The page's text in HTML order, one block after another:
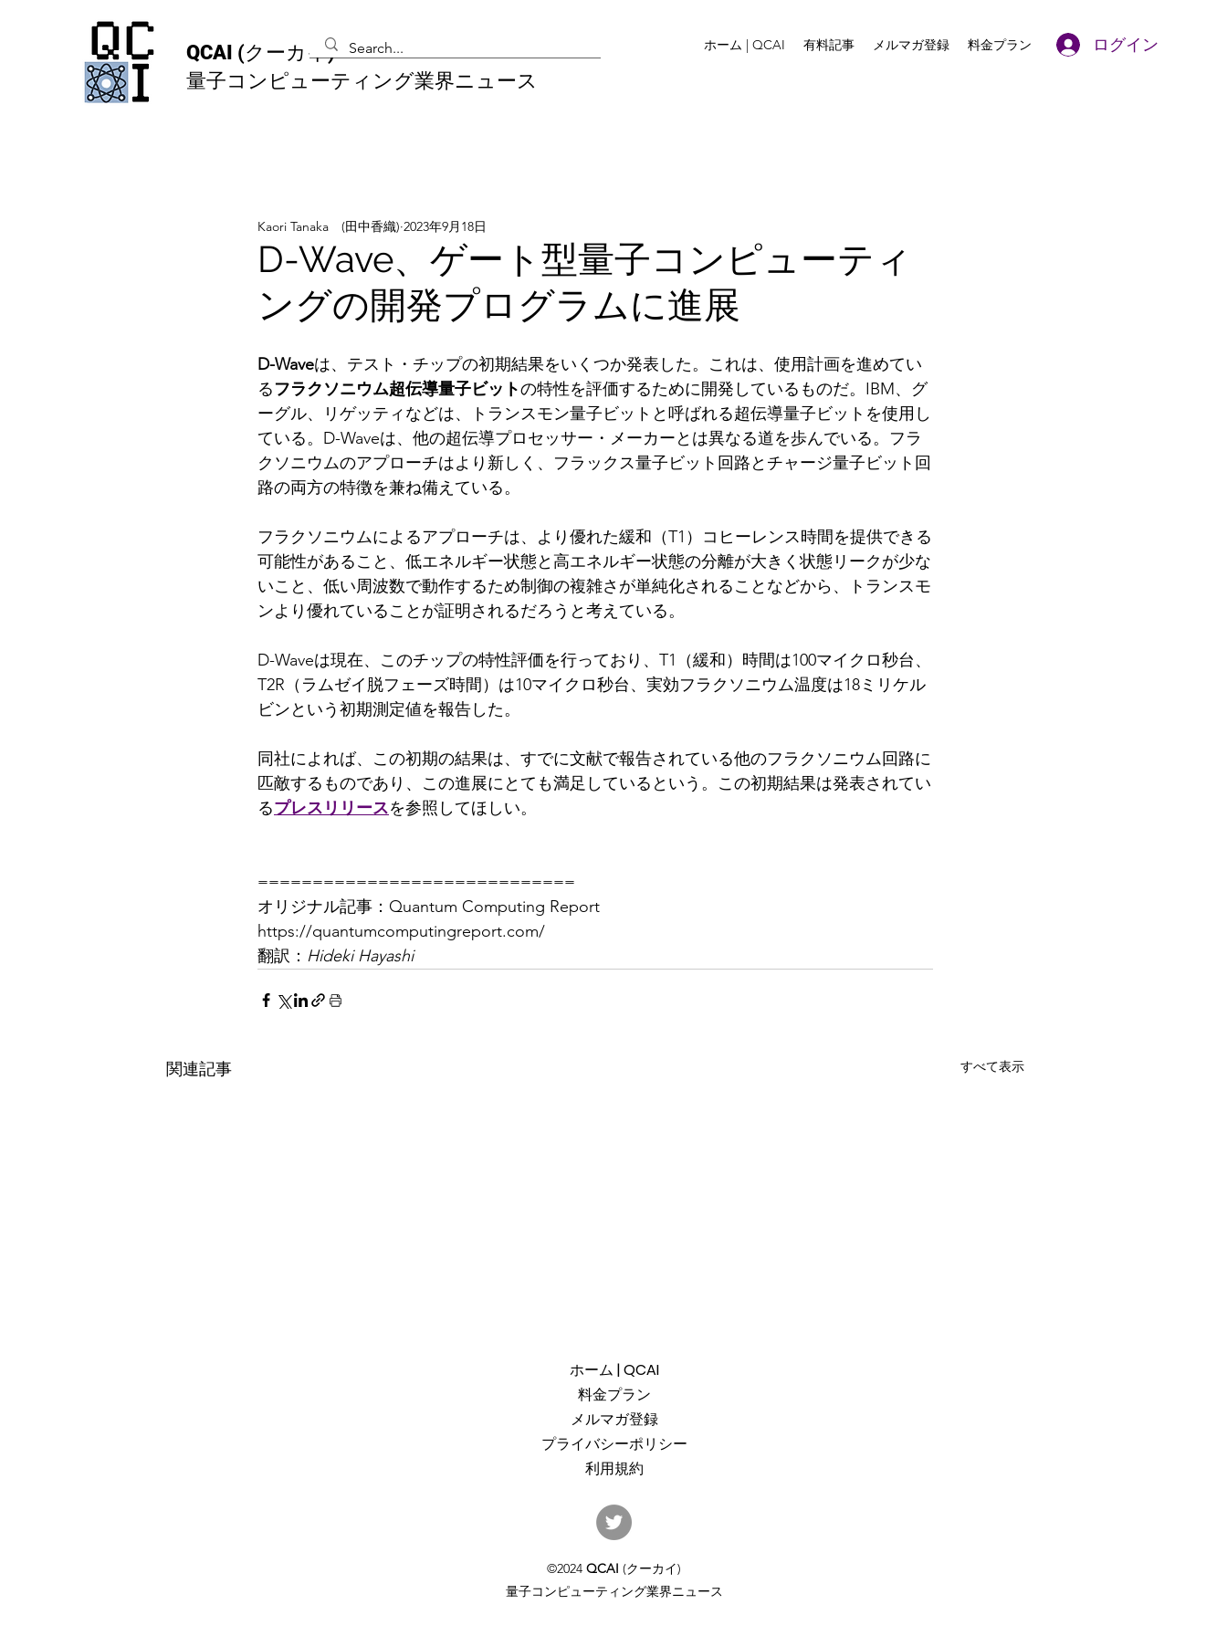
QCAI (クーカイ)
量子コンピューティング業界ニュース
ホーム | QCAI 有料記事 メルマガ登録 料金プラン ログイン
D-Wave、ゲート型量子コンピューティ
ングの開発プログラムに進展
Kaori Tanaka (田中香織) 2023年9月18日
D-Waveは、テスト・チップの初期結果をいくつか発表した。これは、使用計画を進めてい
るフラクソニウム超伝導量子ビットの特性を評価するために開発しているものだ。IBM、グ
ーグル、リゲッティなどは、トランスモン量子ビットと呼ばれる超伝導量子ビットを使用し
ている。D-Waveは、他の超伝導プロセッサー・メーカーとは異なる道を歩んでいる。フラ
クソニウムのアプローチはより新しく、フラックス量子ビット回路とチャージ量子ビット回
路の両方の特徴を兼ね備えている。
フラクソニウムによるアプローチは、より優れた緩和（T1）コヒーレンス時間を提供できる
可能性があること、低エネルギー状態と高エネルギー状態の分離が大きく状態リークが少な
いこと、低い周波数で動作するため制御の複雑さが単純化されることなどから、トランスモ
ンより優れていることが証明されるだろうと考えている。
D-Waveは現在、このチップの特性評価を行っており、T1（緩和）時間は100マイクロ秒台、
T2R（ラムゼイ脱フェーズ時間）は10マイクロ秒台、実効フラクソニウム温度は18ミリケル
ビンという初期測定値を報告した。
同社によれば、この初期の結果は、すでに文献で報告されている他のフラクソニウム回路に
匹敵するものであり、この進展にとても満足しているという。この初期結果は発表されてい
るプレスリリースを参照してほしい。
=============================
オリジナル記事：Quantum Computing Report
https://quantumcomputingreport.com/
翻訳： Hideki Hayashi
関連記事 すべて表示
産総研のG-QuATに冷却原子
(中性原子)方式の米国QuEra社
億円（4,100万米ドル）。設置
するのは256量子ビットの第2
ホーム | QCAI
料金プラン
メルマガ登録
プライバシーポリシー
利用規約
©2024 QCAI (クーカイ)
量子コンピューティング業界ニュース